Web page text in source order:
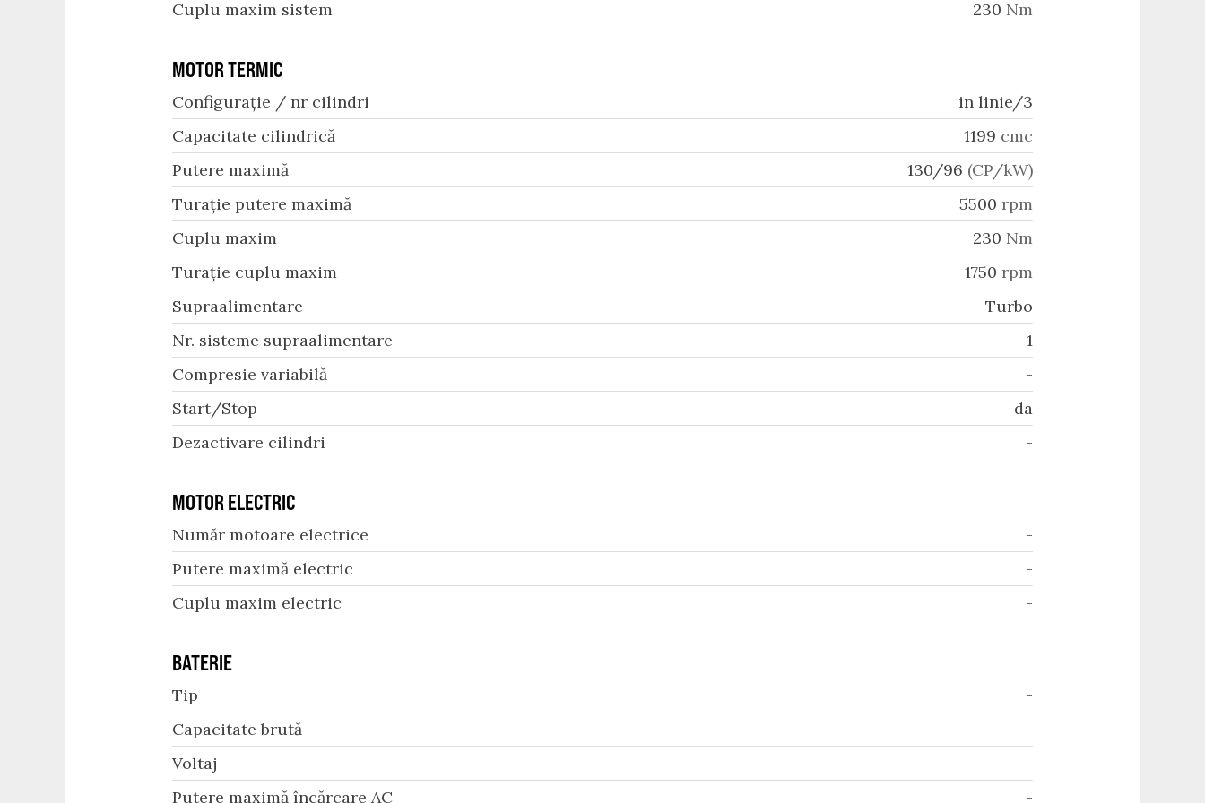
Cuplu maxim sistem
230 Nm
MOTOR TERMIC
Configurație / nr cilindri
in linie/3
Capacitate cilindrică
1199 cmc
Putere maximă
130/96 (CP/kW)
Turație putere maximă
5500 rpm
Cuplu maxim
230 Nm
Turație cuplu maxim
1750 rpm
Supraalimentare
Turbo
Nr. sisteme supraalimentare
1
Compresie variabilă
-
Start/Stop
da
Dezactivare cilindri
-
MOTOR ELECTRIC
Număr motoare electrice
-
Putere maximă electric
-
Cuplu maxim electric
-
BATERIE
Tip
-
Capacitate brută
-
Voltaj
-
Putere maximă încărcare AC
-